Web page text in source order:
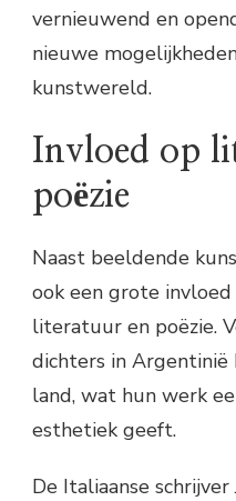
vernieuwend en
nieuwe
kunstwereld.
Invloed op
poëzie
Naast beeldende
ook een grote
literatuur en poëzie.
dichters in
land, wat hun werk
esthetiek geeft.
De Italiaanse